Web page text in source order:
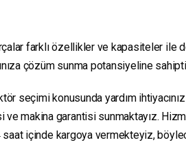
farklı özellikler ve kapasiteler ile
çözüm sunma potansiyeline
seçimi konusunda yardım
ve makina garantisi sunmaktayız.
içinde kargoya vermekteyiz,